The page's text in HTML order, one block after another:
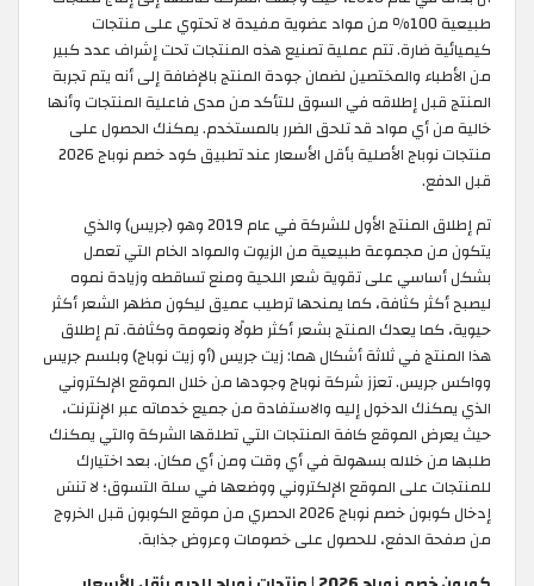
طبيعية 100٪ من مواد عضوية مفيدة لا تحتوي على منتجات
كيميائية ضارة. تتم عملية تصنيع هذه المنتجات تحت إشراف عدد كبير
من الأطباء والمختصين لضمان جودة المنتج بالإضافة إلى أنه يتم تجربة
المنتج قبل إطلاقه في السوق للتأكد من مدى فاعلية المنتجات وأنها
خالية من أي مواد قد تلحق الضرر بالمستخدم. يمكنك الحصول على
منتجات نوباج الأصلية بأقل الأسعار عند تطبيق كود خصم نوباج 2026
قبل الدفع.
تم إطلاق المنتج الأول للشركة في عام 2019 وهو (جريس) والذي
يتكون من مجموعة طبيعية من الزيوت والمواد الخام التي تعمل
بشكل أساسي على تقوية شعر اللحية ومنع تساقطه وزيادة نموه
ليصبح أكثر كثافة، كما يمنحها ترطيب عميق ليكون مظهر الشعر أكثر
حيوية، كما يعدك المنتج بشعر أكثر طولًا ونعومة وكثافة. تم إطلاق
هذا المنتج في ثلاثة أشكال هما: زيت جريس (أو زيت نوباج) وبلسم جريس
وواكس جريس. تعزز شركة نوباج وجودها من خلال الموقع الإلكتروني
الذي يمكنك الدخول إليه والاستفادة من جميع خدماته عبر الإنترنت،
حيث يعرض الموقع كافة المنتجات التي تطلقها الشركة والتي يمكنك
طلبها من خلاله بسهولة في أي وقت ومن أي مكان. بعد اختيارك
للمنتجات على الموقع الإلكتروني ووضعها في سلة التسوق؛ لا تنسَ
إدخال كوبون خصم نوباج 2026 الحصري من موقع الكوبون قبل الخروج
من صفحة الدفع، للحصول على خصومات وعروض جذابة.